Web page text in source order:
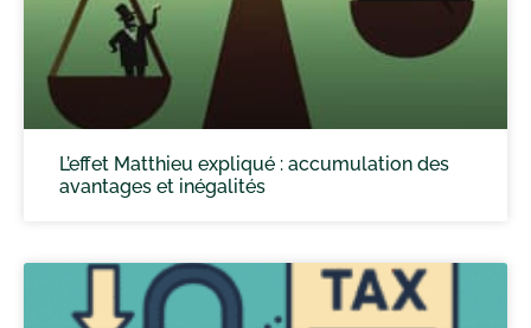
L’effet Matthieu expliqué : accumulation des
avantages et inégalités